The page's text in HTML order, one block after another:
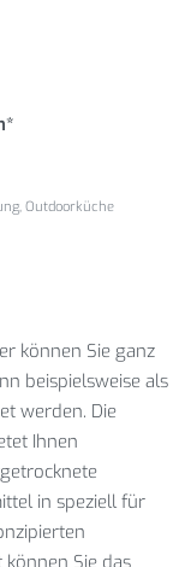
, Outdoorküche
können Sie ganz
beispielsweise als
werden. Die
Ihnen
in speziell für
Sie das